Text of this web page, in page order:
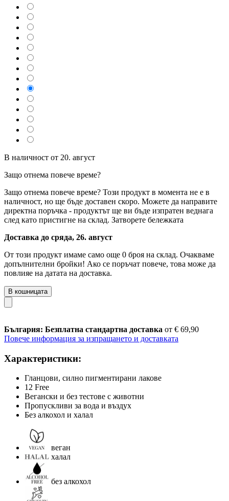
В наличност от 20. август
Защо отнема повече време?
Защо отнема повече време? Този продукт в момента не е в
наличност, но ще бъде доставен скоро. Можете да направите
директна поръчка - продуктът ще ви бъде изпратен веднага
след като пристигне на склад. Затворете бележката
Доставка до сряда, 26. август
От този продукт имаме само още 0 броя на склад. Очакваме
допълнителни бройки! Ако се поръчат повече, това може да
повлияе на датата на доставка.
В кошницата
България: Безплатна стандартна доставка от € 69,90
Повече информация за изпращането и доставката
Характеристики:
Гланцови, силно пигментирани лакове
12 Free
Вегански и без тестове с животни
Пропускливи за вода и въздух
Без алкохол и халал
веган
халал
без алкохол